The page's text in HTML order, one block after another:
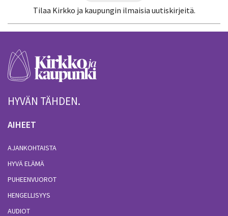
Tilaa Kirkko ja kaupungin ilmaisia uutiskirjeitä.
HYVÄN TÄHDEN.
AIHEET
AJANKOHTAISTA
HYVÄ ELÄMÄ
PUHEENVUOROT
HENGELLISYYS
AUDIOT